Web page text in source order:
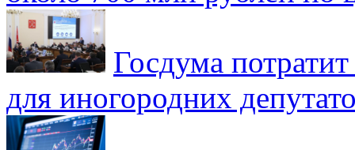
Госдума
для иногородних